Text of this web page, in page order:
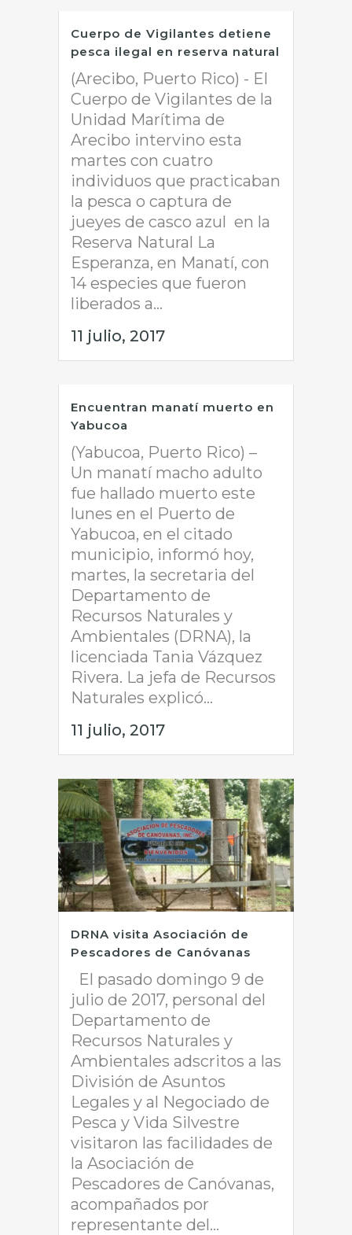
Cuerpo de Vigilantes detiene
pesca ilegal en reserva natural
(Arecibo, Puerto Rico) - El
Cuerpo de Vigilantes de la
Unidad Marítima de
Arecibo intervino esta
martes con cuatro
individuos que practicaban
la pesca o captura de
jueyes de casco azul en la
Reserva Natural La
Esperanza, en Manatí, con
14 especies que fueron
liberados a...
11 julio, 2017
Encuentran manatí muerto en
Yabucoa
(Yabucoa, Puerto Rico) –
Un manatí macho adulto
fue hallado muerto este
lunes en el Puerto de
Yabucoa, en el citado
municipio, informó hoy,
martes, la secretaria del
Departamento de
Recursos Naturales y
Ambientales (DRNA), la
licenciada Tania Vázquez
Rivera. La jefa de Recursos
Naturales explicó...
11 julio, 2017
DRNA visita Asociación de
Pescadores de Canóvanas
El pasado domingo 9 de
julio de 2017, personal del
Departamento de
Recursos Naturales y
Ambientales adscritos a las
División de Asuntos
Legales y al Negociado de
Pesca y Vida Silvestre
visitaron las facilidades de
la Asociación de
Pescadores de Canóvanas,
acompañados por
representante del...